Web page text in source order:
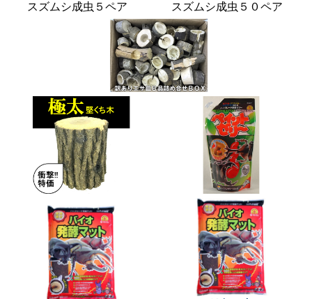
スズムシ成虫５ペア スズムシ成虫５０ペア